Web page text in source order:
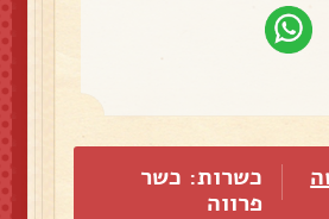
כשרות: כשר
פרווה